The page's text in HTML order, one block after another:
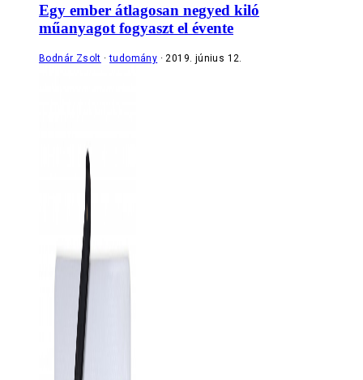
Egy ember átlagosan negyed kiló
műanyagot fogyaszt el évente
Bodnár Zsolt tudomány 2019. június 12.